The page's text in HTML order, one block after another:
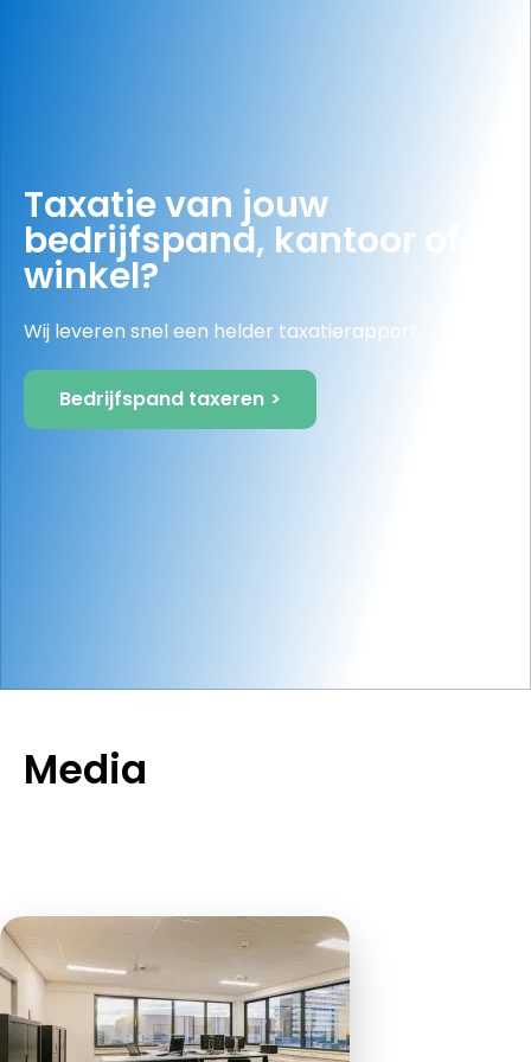
Taxatie van jouw
bedrijfspand, kantoor of
winkel?
Wij leveren snel een helder taxatierapport
Bedrijfspand taxeren
Media